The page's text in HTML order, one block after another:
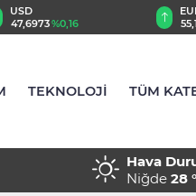
EUR
55,1673%0,29
TEKNOLOJİ TÜM
Hava
Niğde 28 °